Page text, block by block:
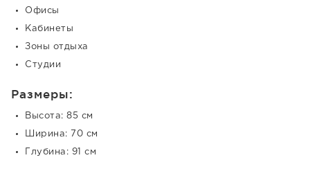
Офисы
Кабинеты
Зоны отдыха
Студии
Размеры:
Высота: 85 см
Ширина: 70 см
Глубина: 91 см